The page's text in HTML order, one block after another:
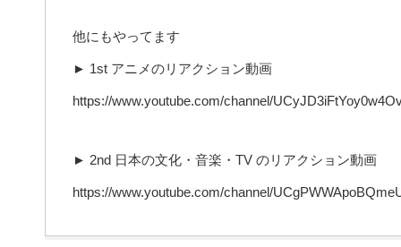
他にもやってます
► 1st アニメのリアクション動画
https://www.youtube.com/channel/
► 2nd 日本の文化・音楽・TV のリアクション動画
https://www.youtube.com/channel/